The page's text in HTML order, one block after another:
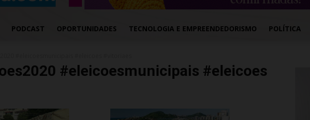
PODCAST OPORTUNIDADES TECNOLOGIA E EMPREENDEDORISMO POLÍTICA
#eleicoesmunicipais #eleicoes